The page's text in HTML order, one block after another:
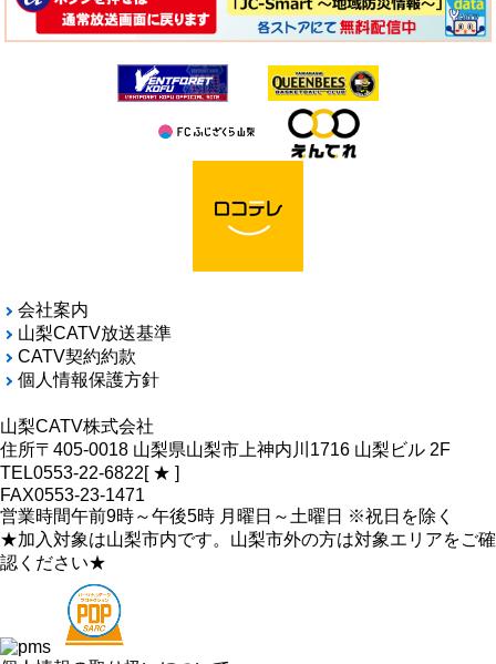
会社案内
山梨CATV放送基準
CATV契約約款
個人情報保護方針
山梨CATV株式会社
住所〒405-0018 山梨県山梨市上神内川1716 山梨ビル 2F
TEL0553-22-6822[ ★ ]
FAX0553-23-1471
営業時間午前9時～午後5時 月曜日～土曜日 ※祝日を除く
★加入対象は山梨市内です。山梨市外の方は対象エリアをご確
認ください★